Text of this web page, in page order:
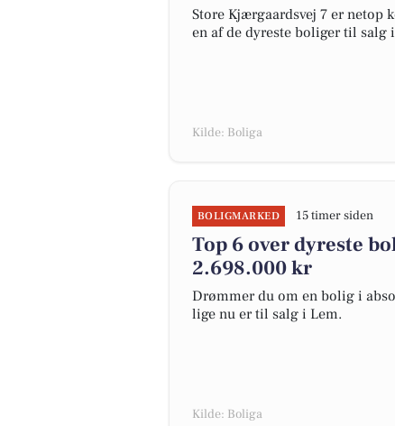
Store Kjærgaardsvej 7 er
en af de dyreste boliger til salg
Kilde: Boliga
BOLIGMARKED 15 timer siden
Top 6 over dyreste
2.698.000 kr
Drømmer du om en bolig i
lige nu er til salg i Lem.
Kilde: Boliga